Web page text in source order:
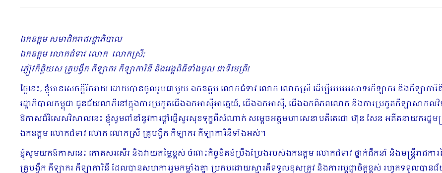
ឯកឧត្តម សមាជិករាជរដ្ឋាភិបាល
ឯកឧត្តម លោកជំទាវ លោក លោកស្រី;
ភ្ញៀវកិត្តិយស គ្រូបង្វឹក កីឡាករ កីឡាការិនី និងអង្គពិធីទាំងមូល ជាទីមេត្រី!
ថ្ងៃនេះ, ខ្ញុំមានសេចក្តីរីករាយ ដោយបានចូលរួមជាមួយ ឯកឧត្តម លោកជំទាវ លោក លោកស្រី ដើម្បីអបអរសាទរកីឡាករ និងកីឡាការិ
រដ្ឋាភិបាលកម្ពុជា ជូនជ័យលាភីនៅក្នុងការប្រកួតជើងឯកអាស៊ីអាគ្នេយ៍, ជើងឯកអាស៊ី, ជើងឯកពិភពលោក និងការប្រកួតកីឡាសាកលវិ
ឱកាសដ៏វិសេសវិសាលនេះ ខ្ញុំសូមពាំនាំនូវការផ្តាំផ្ញើសួរសុខទុក្ខពីសំណាក់ សម្តេចអគ្គមហាសេនាបតីតេជោ ហ៊ុន សែន អតីតនាយករដ្ឋមន្
ឯកឧត្តម លោកជំទាវ លោក លោកស្រី គ្រូបង្វឹក កីឡាករ កីឡាការិនីទាំងអស់។
ខ្ញុំសូមយកឱកាសនេះ កោតសរសើរ និងវាយតម្លៃខ្ពស់ ចំពោះកិច្ចខិតខំប្រឹងប្រែងរបស់ឯកឧត្តម លោកជំទាវ ថ្នាក់ដឹកនាំ និងមន្ត្រីរ
គ្រូបង្វឹក កីឡាករ កីឡាការិនី ដែលបានសហការរួមកម្លាំងគ្នា ប្រកបដោយស្មារតីទទួលខុសត្រូវ និងការប្តេជ្ញាចិត្តខ្ពស់ រហូតទទួល